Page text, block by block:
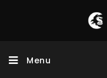
Menu